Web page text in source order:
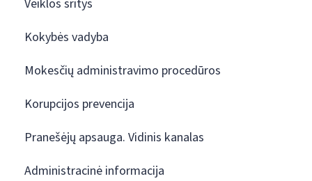
Veiklos sritys
Kokybės vadyba
Mokesčių administravimo procedūros
Korupcijos prevencija
Pranešėjų apsauga. Vidinis kanalas
Administracinė informacija